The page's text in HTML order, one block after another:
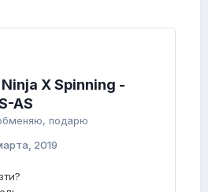
X Spinning -
AS
подарю
2019